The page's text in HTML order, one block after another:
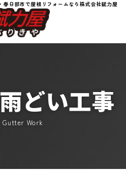
春日部市で屋根リフォームなら株式会社錻力屋
雨どい工事
Gutter Work